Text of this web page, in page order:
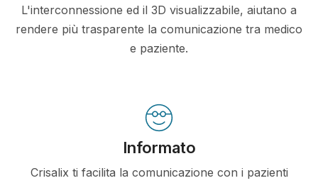
L'interconnessione ed il 3D visualizzabile, aiutano a
rendere più trasparente la comunicazione tra medico
e paziente.
Informato
Crisalix ti facilita la comunicazione con i pazienti